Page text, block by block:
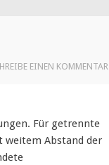
EINEN KOMMENTAR
Für getrennte
weitem Abstand der